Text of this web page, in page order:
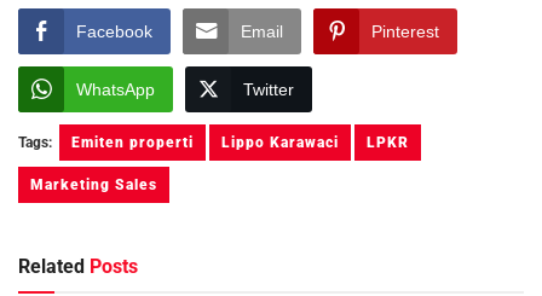
Facebook Email Pinterest
WhatsApp Twitter
Tags: Emiten properti Lippo Karawaci LPKR
Marketing Sales
Related Posts